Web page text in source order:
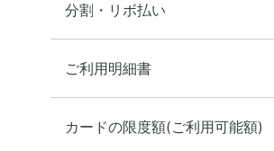
分割・リボ払い
ご利用明細書
カードの限度額(ご利用可能額)